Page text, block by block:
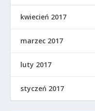
kwiecień 2017
marzec 2017
luty 2017
styczeń 2017